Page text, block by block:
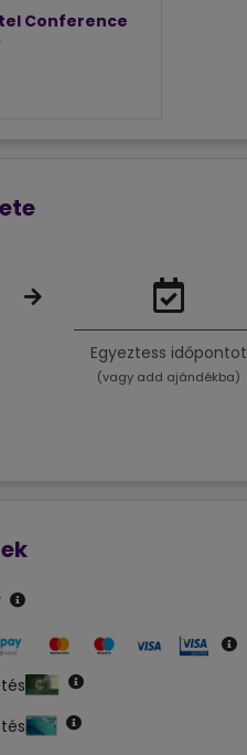
Conference
Egyeztess időpontot
(vagy add ajándékba)